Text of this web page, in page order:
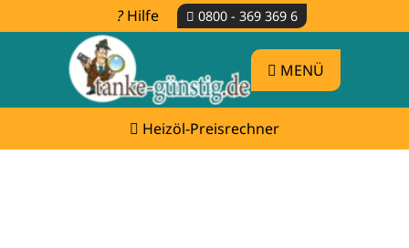
Hilfe 0800 - 369 369 6
MENÜ
Heizöl-Preisrechner